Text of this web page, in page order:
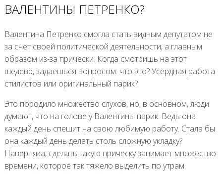
ВАЛЕНТИНЫ ПЕТРЕНКО?
Валентина Петренко смогла стать видным депутатом не
за счет своей политической деятельности, а главным
образом из-за прически. Когда смотришь на этот
шедевр, задаешься вопросом: что это? Усердная работа
стилистов или оригинальный парик?
Это породило множество слухов, но, в основном, люди
думают, что на голове у Валентины парик. Ведь она
каждый день спешит на свою любимую работу. Стала бы
она каждый день делать столь сложную укладку?
Наверняка, сделать такую прическу занимает множество
времени, которое так тяжело выделить по утрам.